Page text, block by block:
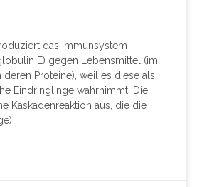
das Immunsystem
E) gegen Lebensmittel (im
Proteine), weil es diese als
Eindringlinge wahrnimmt. Die
Kaskadenreaktion aus, die die